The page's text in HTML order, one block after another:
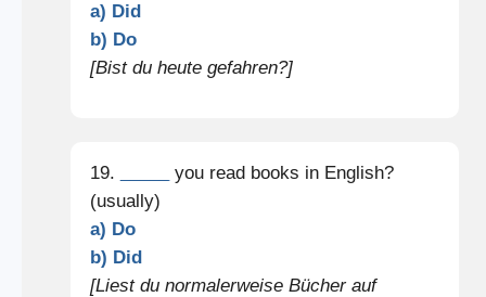
a) Did
b) Do
[Bist du heute gefahren?]
19.
you read books in English?
(usually)
a) Do
b) Did
[Liest du normalerweise Bücher auf